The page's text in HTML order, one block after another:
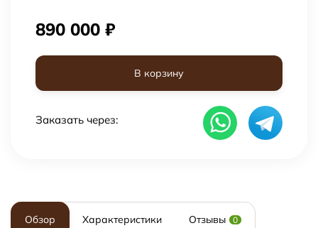
890 000 ₽
В корзину
Заказать через:
Обзор Характеристики Отзывы 0